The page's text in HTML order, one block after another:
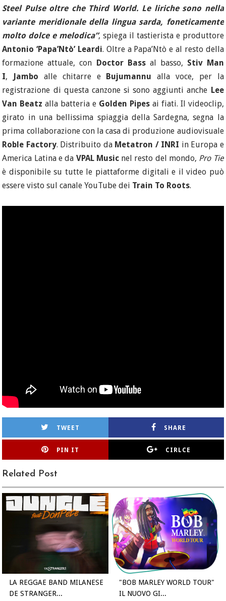
Steel Pulse oltre che Third World. Le liriche sono nella
variante meridionale della lingua sarda, foneticamente
molto dolce e melodica”, spiega il tastierista e produttore
Antonio ‘Papa’Ntò’ Leardi. Oltre a Papa’Ntò e al resto della
formazione attuale, con Doctor Bassal basso, Stiv Man
I, Jambo alle chitarre e Bujumannualla voce, per la
registrazione di questa canzone si sono aggiunti anche Lee
Van Beatz alla batteria e Golden Pipesai fiati. Il videoclip,
girato in una bellissima spiaggia della Sardegna, segna la
prima collaborazione con la casa di produzione audiovisuale
Roble Factory. Distribuito da Metatron / INRI in Europa e
America Latina e da VPAL Musicnel resto del mondo, Pro Tie
è disponibile su tutte le piattaforme digitali e il video può
essere visto sul canale YouTube dei Train To Roots.
TWEET SHARE
PIN IT CIRLCE
Related Post
LA REGGAE BAND MILANESE
DE STRANGER...
"BOB MARLEY WORLD TOUR"
IL NUOVO GI...